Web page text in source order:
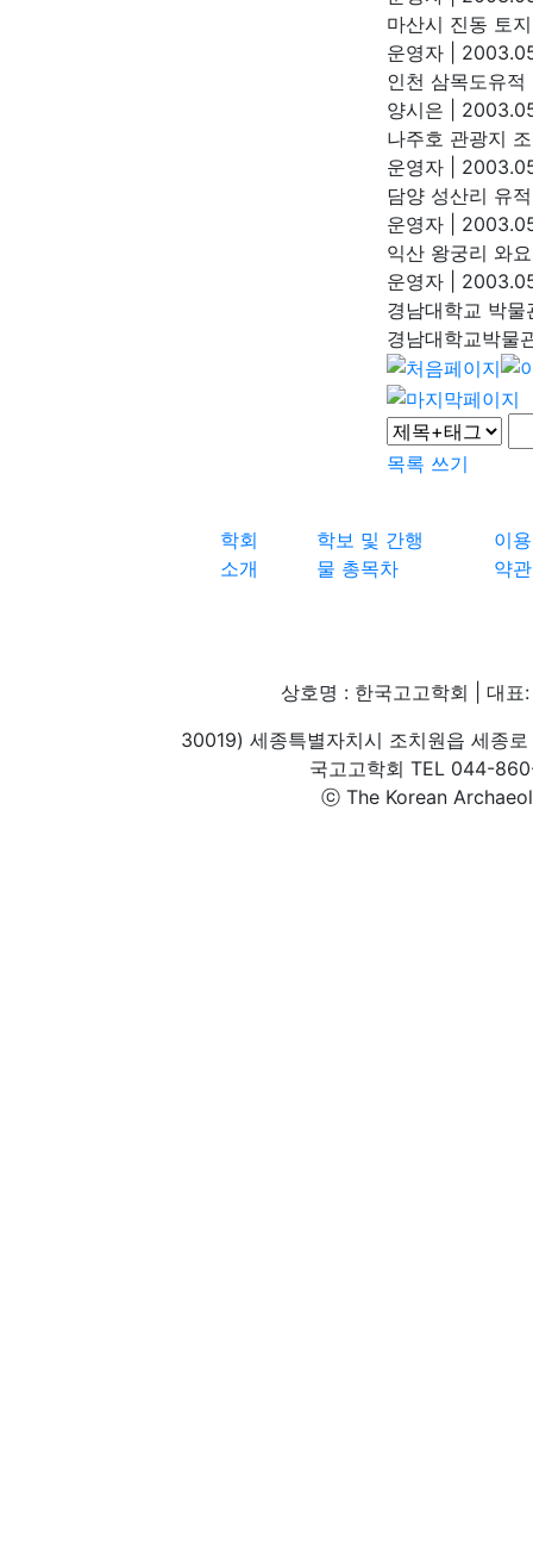
마산시 진동 토
운영자
인천 삼목도유
양시은
나주호 관광지
운영자
담양 성산리 유적
운영자
익산 왕궁리 와
운영자
경남대학교 박
경남대학교박물
목록 쓰기
학회
소개
학보 및 간행
물 총목차
이용
약관
상호명 : 한국고고학회 | 대
30019) 세종특별자치시 조치원읍 세종
국고고학회 TEL 044-
ⓒ The Korean